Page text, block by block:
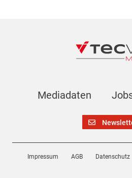
Mediadaten
Impressum AGB Datenschutz